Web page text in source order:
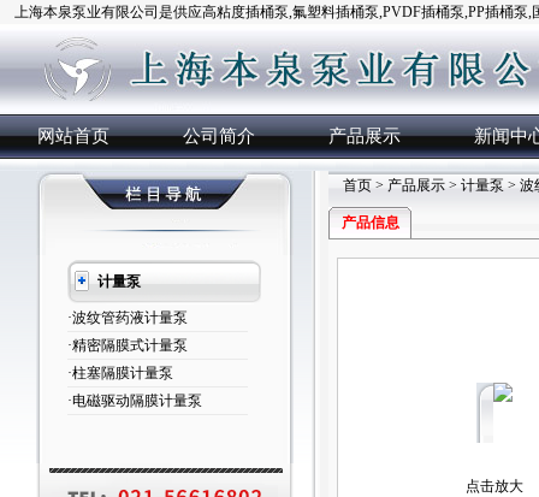
上海本泉泵业有限公司是供应高粘度插桶泵,氟塑料插桶泵,PVDF插桶泵,PP插桶泵
网站首页 公司简介 产品展示 新闻中
计量泵
·波纹管药液计量泵
·精密隔膜式计量泵
·柱塞隔膜计量泵
·电磁驱动隔膜计量泵
首页 > 产品展示 > 计量泵 > 波
产品信息
点击放大